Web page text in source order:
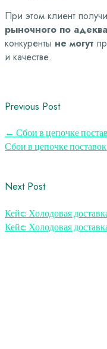
При этом клиент
рыночного по
конкуренты не могут
и качестве.
Previous Post
← Сбои в цепочке
Сбои в цепочке
Next Post
Кейc: Холодовая
Кейc: Холодовая